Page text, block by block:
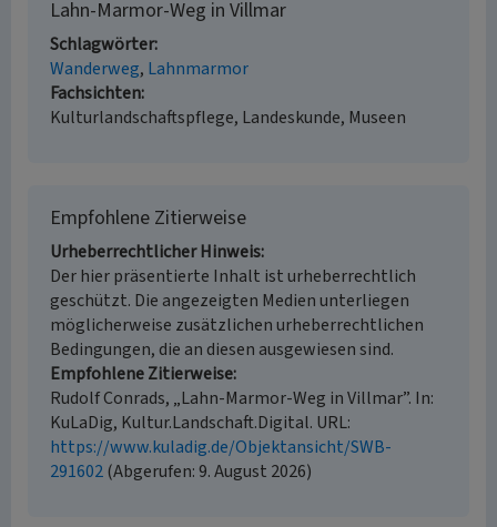
Lahn-Marmor-Weg in Villmar
Schlagwörter
Wanderweg Lahnmarmor
Fachsichten
Kulturlandschaftspflege, Landeskunde, Museen
Empfohlene Zitierweise
Urheberrechtlicher Hinweis
Der hier präsentierte Inhalt ist urheberrechtlich
geschützt. Die angezeigten Medien unterliegen
möglicherweise zusätzlichen urheberrechtlichen
Bedingungen, die an diesen ausgewiesen sind.
Empfohlene Zitierweise
Rudolf Conrads, „Lahn-Marmor-Weg in Villmar”. In:
KuLaDig, Kultur.Landschaft.Digital. URL:
https://www.kuladig.de/Objektansicht/SWB-
291602(Abgerufen: 9. August 2026)